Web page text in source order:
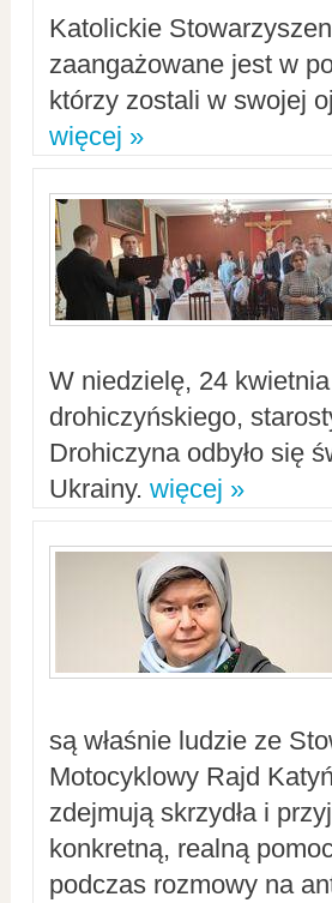
Katolickie
zaangażowane jest w
którzy zostali w swojej
więcej »
W niedzielę, 24
drohiczyńskiego,
Drohiczyna odbyło się
Ukrainy. więcej »
są właśnie ludzie ze
Motocyklowy Rajd
zdejmują skrzydła i
konkretną, realną
podczas rozmowy na